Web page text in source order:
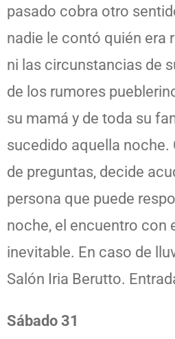
pasado cobra otro
nadie le contó quién era
ni las circunstancias de
de los rumores
su mamá y de toda su
sucedido aquella noche.
de preguntas, decide
persona que puede
noche, el encuentro con
inevitable. En caso de
Salón Iria Berutto.
Sábado 31